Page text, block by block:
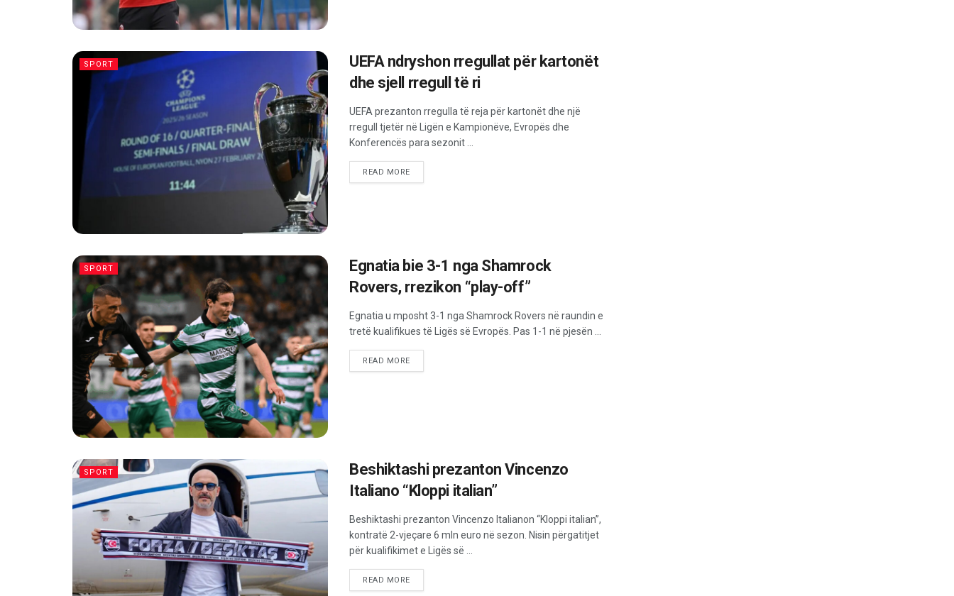
SPORT
UEFA ndryshon rregullat për kartonët
dhe sjell rregull të ri
UEFA prezanton rregulla të reja për kartonët dhe një
rregull tjetër në Ligën e Kampionëve, Evropës dhe
Konferencës para sezonit ...
READ MORE
SPORT
Egnatia bie 3-1 nga Shamrock
Rovers, rrezikon “play-off”
Egnatia u mposht 3-1 nga Shamrock Rovers në raundin e
tretë kualifikues të Ligës së Evropës. Pas 1-1 në pjesën ...
READ MORE
SPORT
Beshiktashi prezanton Vincenzo
Italiano “Kloppi italian”
Beshiktashi prezanton Vincenzo Italianon “Kloppi italian”,
kontratë 2-vjeçare 6 mln euro në sezon. Nisin përgatitjet
për kualifikimet e Ligës së ...
READ MORE